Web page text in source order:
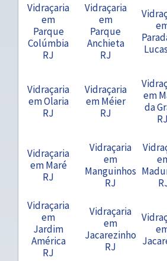
Vidraçaria
em
Parque
Colúmbia
RJ
Vidraçaria
em
Parque
Anchieta
RJ
Vidraçaria
em Olaria
RJ
Vidraçaria
em Méier
RJ
em
da
RJ
Vidraçaria
em Maré
RJ
Vidraçaria
em
Manguinhos
RJ
Vidraçaria
em
Jardim
América
RJ
Vidraçaria
em
Jacarezinho
RJ